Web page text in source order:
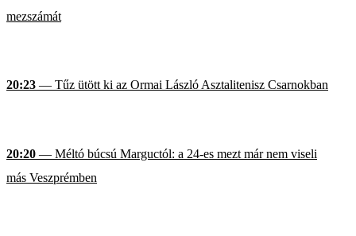
mezszámát
20:23 — Tűz ütött ki az Ormai László Asztalitenisz Csarnokban
20:20 — Méltó búcsú Marguctól: a 24-es mezt már nem viseli
más Veszprémben